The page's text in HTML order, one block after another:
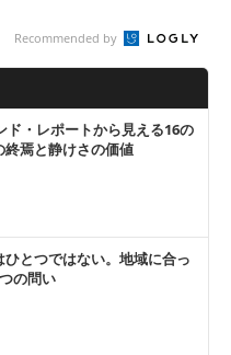
Recommended by
ド・レポートから見える16の
焉と静けさの価値
とつではない。地域に合っ
の問い